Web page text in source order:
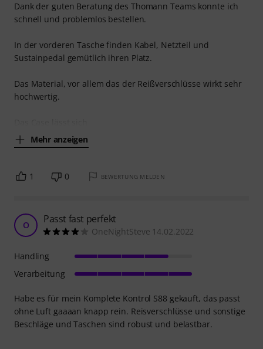
Dank der guten Beratung des Thomann Teams konnte ich
schnell und problemlos bestellen.
In der vorderen Tasche finden Kabel, Netzteil und
Sustainpedal gemütlich ihren Platz.
Das Material, vor allem das der Reißverschlüsse wirkt sehr
hochwertig.
Mehr anzeigen
1 0 BEWERTUNG MELDEN
O Passt fast perfekt
OneNightSteve 14.02.2022
Habe es für mein Komplete Kontrol S88 gekauft, das passt
ohne Luft gaaaan knapp rein. Reisverschlüsse und sonstige
Beschläge und Taschen sind robust und belastbar.
Handling
Verarbeitung